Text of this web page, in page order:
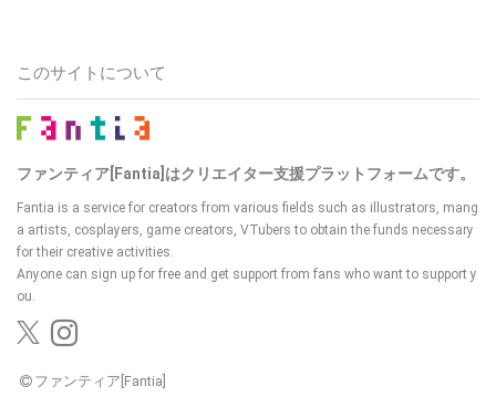
このサイトについて
ファンティア[Fantia]はクリエイター支援プラットフォームです。
Fantia is a service for creators from various fields such as illustrators, mang
a artists, cosplayers, game creators, VTubers to obtain the funds necessary
for their creative activities.
Anyone can sign up for free and get support from fans who want to support y
ou.
ファンティア[Fantia]